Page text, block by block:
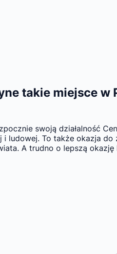
takie miejsce
swoją działalność
ludowej. To także okazja
A trudno o lepszą